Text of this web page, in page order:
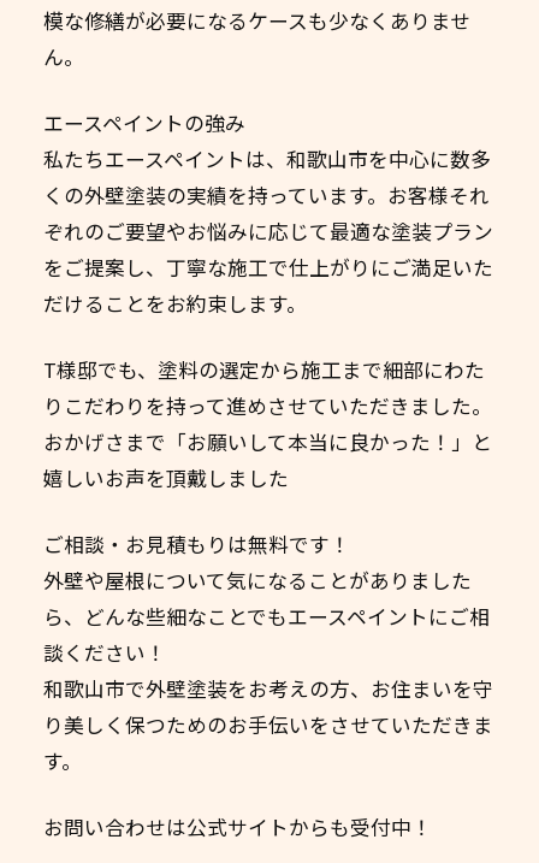
模な修繕が必要になるケースも少なくありませ
ん。
エースペイントの強み
私たちエースペイントは、和歌山市を中心に数多
くの外壁塗装の実績を持っています。お客様それ
ぞれのご要望やお悩みに応じて最適な塗装プラン
をご提案し、丁寧な施工で仕上がりにご満足いた
だけることをお約束します。
T様邸でも、塗料の選定から施工まで細部にわた
りこだわりを持って進めさせていただきました。
おかげさまで「お願いして本当に良かった！」と
嬉しいお声を頂戴しました
ご相談・お見積もりは無料です！
外壁や屋根について気になることがありました
ら、どんな些細なことでもエースペイントにご相
談ください！
和歌山市で外壁塗装をお考えの方、お住まいを守
り美しく保つためのお手伝いをさせていただきま
す。
お問い合わせは公式サイトからも受付中！